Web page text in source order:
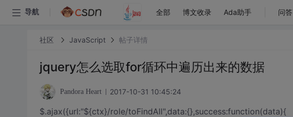
导航 全部 博文收录 Ada助手 问答
社区 JavaScript 帖子详情
jquery怎么选取for循环中遍历出来的数据
Pandora Heart 2017-10-31 10:45:24
$.ajax({url:"${ctx}/role/toFindAll",data:{},success:function(data){